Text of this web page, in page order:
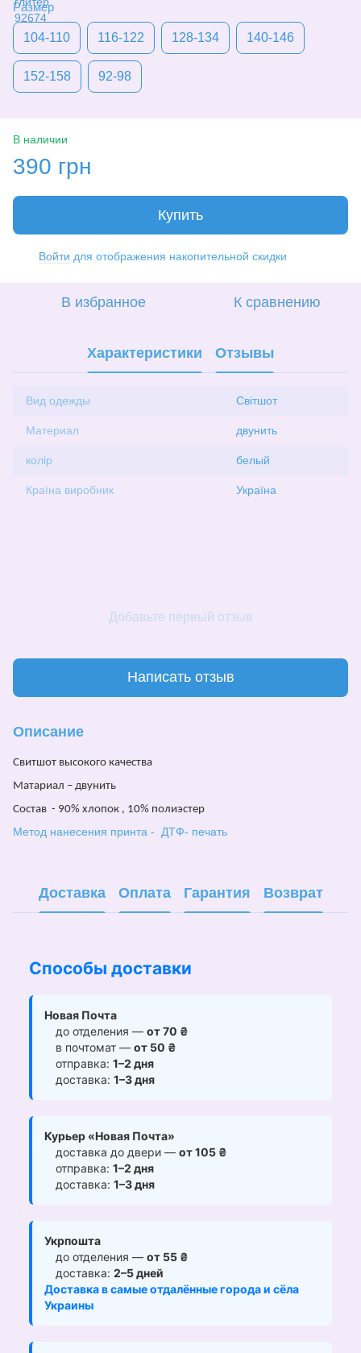
Размер
104-110 116-122 128-134 140-146
152-158 92-98
В наличии
390 грн
Купить
Войти для отображения накопительной скидки
В избранное К сравнению
Характеристики Отзывы
Вид одежды Світшот
Материал двунить
колір белый
Країна виробник Україна
Добавьте первый отзыв
Написать отзыв
Описание
Свитшот высокого качества
Матариал – двунить
Состав - 90% хлопок , 10% полиэстер
Метод нанесения принта - ДТФ- печать
Доставка Оплата Гарантия Возврат
Способы доставки
Новая Почта
до отделения — от 70 ₴
в почтомат — от 50 ₴
отправка: 1–2 дня
доставка: 1–3 дня
Курьер «Новая Почта»
доставка до двери — от 105 ₴
отправка: 1–2 дня
доставка: 1–3 дня
Укрпошта
до отделения — от 55 ₴
доставка: 2–5 дней
Доставка в самые отдалённые города и сёла
Украины